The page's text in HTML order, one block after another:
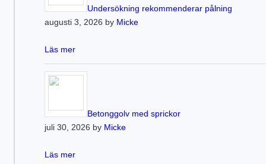
Undersökning rekommenderar pålning
augusti 3, 2026 by Micke
Läs mer
Betonggolv med sprickor
juli 30, 2026 by Micke
Läs mer